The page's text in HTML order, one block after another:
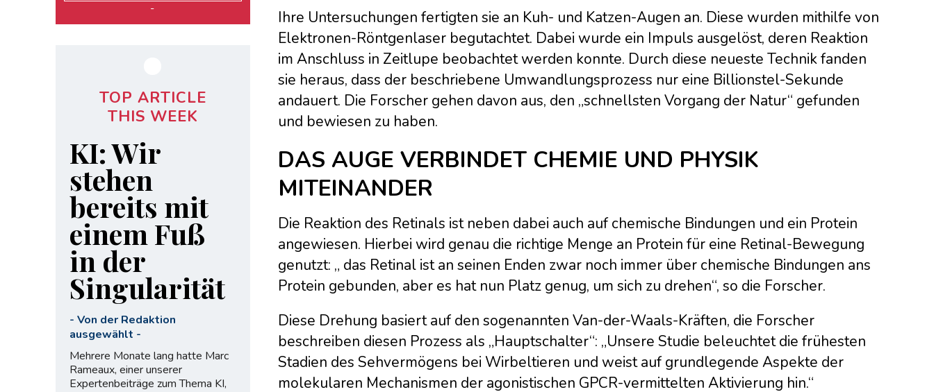
Ihre Untersuchungen fertigten sie an Kuh- und Katzen-Augen an. Diese wurden mithilfe von
Elektronen-Röntgenlaser begutachtet. Dabei wurde ein Impuls ausgelöst, deren Reaktion
im Anschluss in Zeitlupe beobachtet werden konnte. Durch diese neueste Technik fanden
sie heraus, dass der beschriebene Umwandlungsprozess nur eine Billionstel-Sekunde
andauert. Die Forscher gehen davon aus, den „schnellsten Vorgang der Natur“ gefunden
und bewiesen zu haben.
DAS AUGE VERBINDET CHEMIE UND PHYSIK
MITEINANDER
Die Reaktion des Retinals ist neben dabei auch auf chemische Bindungen und ein Protein
angewiesen. Hierbei wird genau die richtige Menge an Protein für eine Retinal-Bewegung
genutzt: „ das Retinal ist an seinen Enden zwar noch immer über chemische Bindungen ans
Protein gebunden, aber es hat nun Platz genug, um sich zu drehen“, so die Forscher.
Diese Drehung basiert auf den sogenannten Van-der-Waals-Kräften, die Forscher
beschreiben diesen Prozess als „Hauptschalter“: „Unsere Studie beleuchtet die frühesten
Stadien des Sehvermögens bei Wirbeltieren und weist auf grundlegende Aspekte der
molekularen Mechanismen der agonistischen GPCR-vermittelten Aktivierung hin.“
-
TOP ARTICLE
THIS WEEK
KI: Wir
stehen
bereits mit
einem Fuß
in der
Singularität
- Von der Redaktion
ausgewählt -
Mehrere Monate lang hatte Marc
Rameaux, einer unserer
Expertenbeiträge zum Thema KI,